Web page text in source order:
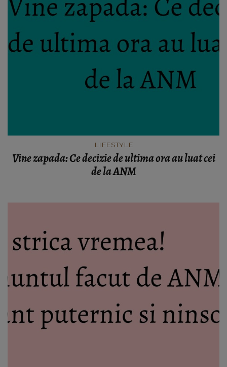
LIFESTYLE
Vine zapada: Ce decizie de ultima ora au luat cei
de la ANM